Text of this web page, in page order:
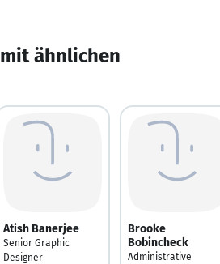
ähnlichen
Atish Banerjee
Senior Graphic
Designer
Brooke
Bobincheck
Administrative